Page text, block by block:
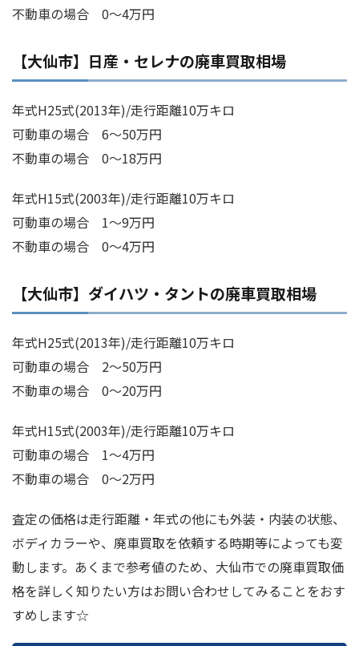
不動車の場合 0～4万円
【大仙市】日産・セレナの廃車買取相場
年式H25式(2013年)/走行距離10万キロ
可動車の場合 6～50万円
不動車の場合 0～18万円
年式H15式(2003年)/走行距離10万キロ
可動車の場合 1～9万円
不動車の場合 0～4万円
【大仙市】ダイハツ・タントの廃車買取相場
年式H25式(2013年)/走行距離10万キロ
可動車の場合 2～50万円
不動車の場合 0～20万円
年式H15式(2003年)/走行距離10万キロ
可動車の場合 1～4万円
不動車の場合 0～2万円
査定の価格は走行距離・年式の他にも外装・内装の状態、
ボディカラーや、廃車買取を依頼する時期等によっても変
動します。あくまで参考値のため、大仙市での廃車買取価
格を詳しく知りたい方はお問い合わせしてみることをおす
すめします☆